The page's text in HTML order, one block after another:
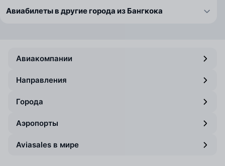
Авиабилеты в другие города из Бангкока
Авиакомпании
Направления
Города
Аэропорты
Aviasales в мире